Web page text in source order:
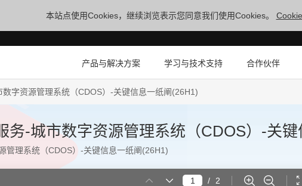
本站点使用Cookies，继续浏览表示您同意我们使用Cookies。
产品与解决方案 学习与技术支持 合作伙伴
字资源管理系统（CDOS）-关键信息一纸阐(26H1)
务-城市数字资源管理系统（CDOS）-关
管理系统（CDOS）-关键信息一纸阐(26H1)
/ 2